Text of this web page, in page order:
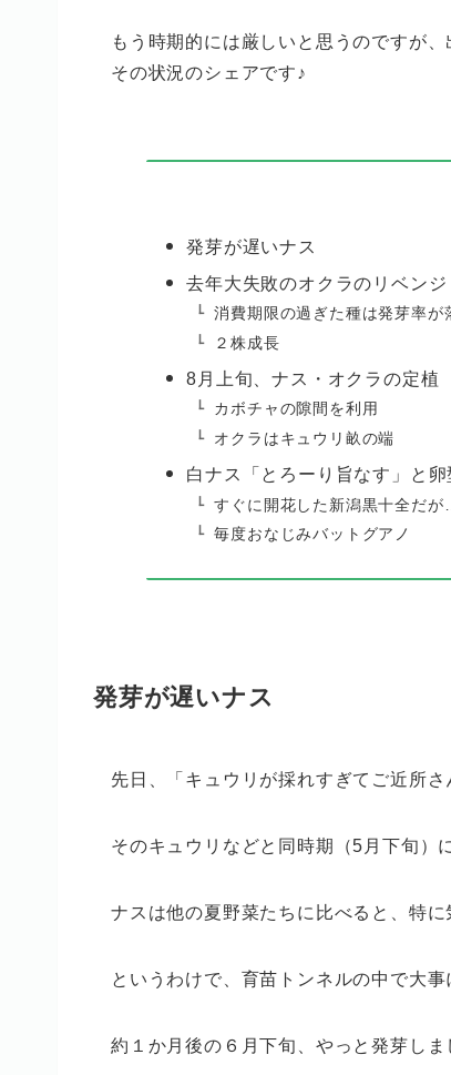
もう時期的には厳しいと思うのですが
その状況のシェアです♪
発芽が遅いナス
去年大失敗のオクラのリベンジ
消費期限の過ぎた種は発芽率が
２株成長
8月上旬、ナス・オクラの定植
カボチャの隙間を利用
オクラはキュウリ畝の端
白ナス「とろーり旨なす」と卵
すぐに開花した新潟黒十全だが…
毎度おなじみバットグアノ
発芽が遅いナス
先日、「キュウリが採れすぎてご近所
そのキュウリなどと同時期（5月下旬）
ナスは他の夏野菜たちに比べると、特
というわけで、育苗トンネルの中で大
約１か月後の６月下旬、やっと発芽しま